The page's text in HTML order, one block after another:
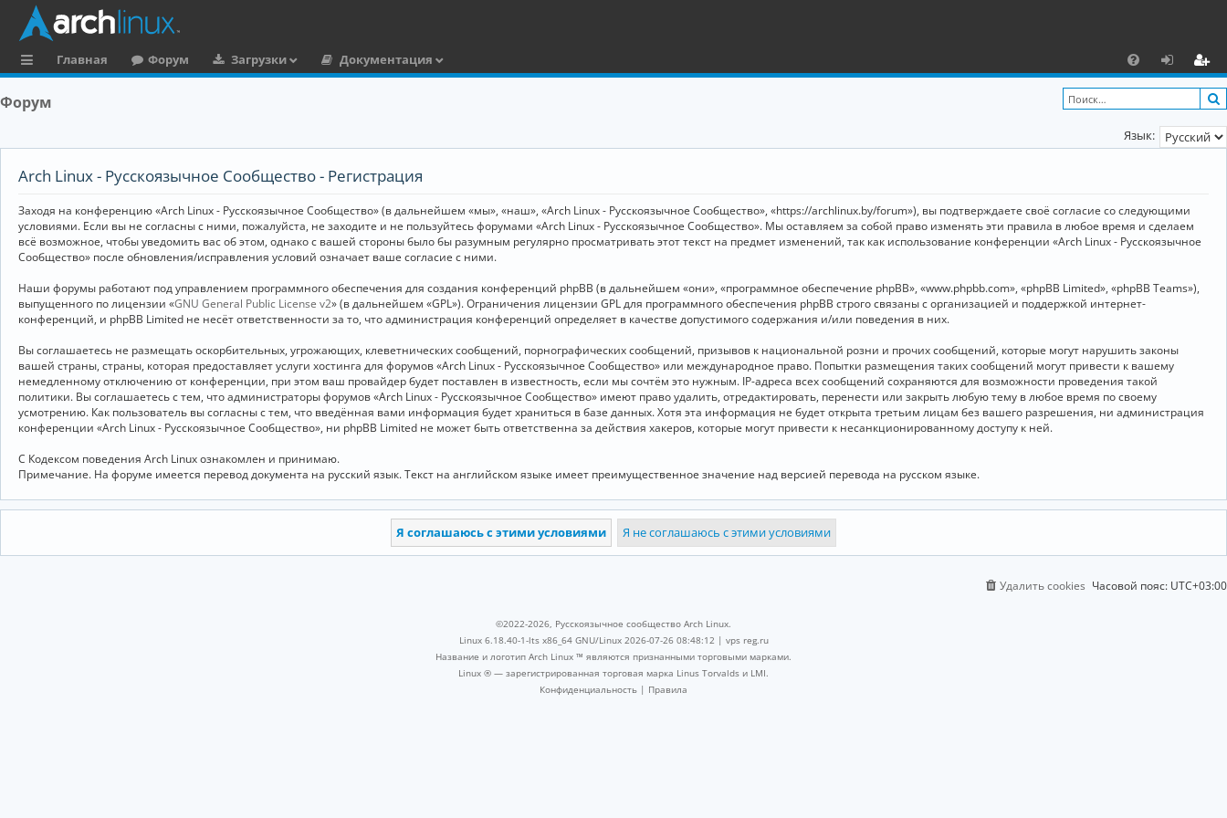
ы
к
Главная Форум Загрузки
Документация
F
A
Q
х
о
д
ег
и
ст
и
Форум
Язык:
Arch Linux - Русскоязычное Сообщество - Регистрация
Заходя на конференцию «Arch Linux - Русскоязычное Сообщество» (в дальнейшем «мы», «наш», «Arch Linux - Русскоязычное Сообщество», «https://archlinux.by/forum»), вы подтверждаете своё согласие со следующими
условиями. Если вы не согласны с ними, пожалуйста, не заходите и не пользуйтесь форумами «Arch Linux - Русскоязычное Сообщество». Мы оставляем за собой право изменять эти правила в любое время и сделаем
всё возможное, чтобы уведомить вас об этом, однако с вашей стороны было бы разумным регулярно просматривать этот текст на предмет изменений, так как использование конференции «Arch Linux - Русскоязычное
Сообщество» после обновления/исправления условий означает ваше согласие с ними.
Наши форумы работают под управлением программного обеспечения для создания конференций phpBB (в дальнейшем «они», «программное обеспечение phpBB», «www.phpbb.com», «phpBB Limited», «phpBB Teams»),
выпущенного по лицензии «GNU General Public License v2» (в дальнейшем «GPL»). Ограничения лицензии GPL для программного обеспечения phpBB строго связаны с организацией и поддержкой интернет-
конференций, и phpBB Limited не несёт ответственности за то, что администрация конференций определяет в качестве допустимого содержания и/или поведения в них.
Вы соглашаетесь не размещать оскорбительных, угрожающих, клеветнических сообщений, порнографических сообщений, призывов к национальной розни и прочих сообщений, которые могут нарушить законы
вашей страны, страны, которая предоставляет услуги хостинга для форумов «Arch Linux - Русскоязычное Сообщество» или международное право. Попытки размещения таких сообщений могут привести к вашему
немедленному отключению от конференции, при этом ваш провайдер будет поставлен в известность, если мы сочтём это нужным. IP-адреса всех сообщений сохраняются для возможности проведения такой
политики. Вы соглашаетесь с тем, что администраторы форумов «Arch Linux - Русскоязычное Сообщество» имеют право удалить, отредактировать, перенести или закрыть любую тему в любое время по своему
усмотрению. Как пользователь вы согласны с тем, что введённая вами информация будет храниться в базе данных. Хотя эта информация не будет открыта третьим лицам без вашего разрешения, ни администрация
конференции «Arch Linux - Русскоязычное Сообщество», ни phpBB Limited не может быть ответственна за действия хакеров, которые могут привести к несанкционированному доступу к ней.
С Кодексом поведения Arch Linux ознакомлен и принимаю.
Примечание. На форуме имеется перевод документа на русский язык. Текст на английском языке имеет преимущественное значение над версией перевода на русском языке.
Часовой пояс: UTC+03:00
Удалить cookies
©2022-2026, Русскоязычное сообщество Arch Linux.
Linux 6.18.40-1-lts x86_64 GNU/Linux 2026-07-26 08:48:12 | vps reg.ru
Название и логотип Arch Linux ™ являются признанными торговыми марками.
Linux ® — зарегистрированная торговая марка Linus Torvalds и LMI.
Конфиденциальность | Правила